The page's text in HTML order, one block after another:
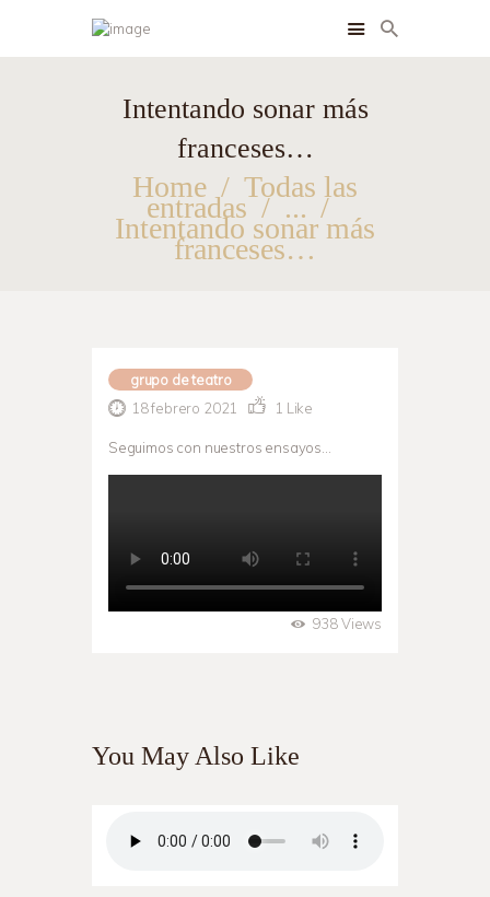
Intentando sonar más
franceses…
Home Todas las
entradas ...
Intentando sonar más
franceses…
INSTALACIONES
HABITACIONES
SERVICIOS
grupo de teatro
18 febrero 2021
1 Like
Seguimos con nuestros ensayos…
938 Views
You May Also Like